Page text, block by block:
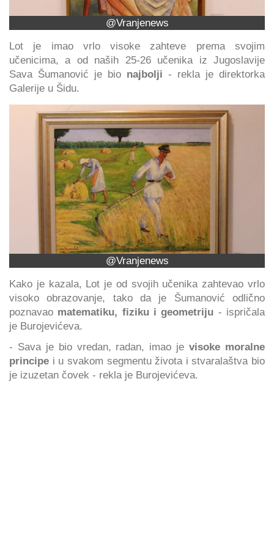
@Vranjenews
Lot je imao vrlo visoke zahteve prema svojim
učenicima, a od naših 25-26 učenika iz Jugoslavije
Sava Šumanović je bio najbolji - rekla je direktorka
Galerije u Šidu.
@Vranjenews
Kako je kazala, Lot je od svojih učenika zahtevao vrlo
visoko obrazovanje, tako da je Šumanović odlično
poznavao matematiku, fiziku i geometriju - ispričala
je Burojevićeva.
- Sava je bio vredan, radan, imao jevisoke moralne
principe i u svakom segmentu života i stvaralaštva bio
je izuzetan čovek - rekla je Burojevićeva.